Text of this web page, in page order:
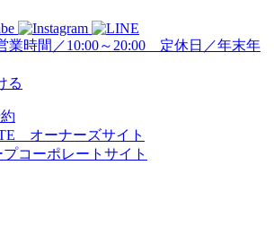
業時間／10:00～20:00 定休日／年末年
る
オーナーズサイト
プコーポレートサイト